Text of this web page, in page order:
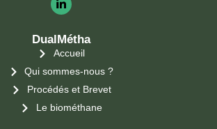
DualMétha
Accueil
Qui sommes-nous ?
Procédés et Brevet
Le biométhane